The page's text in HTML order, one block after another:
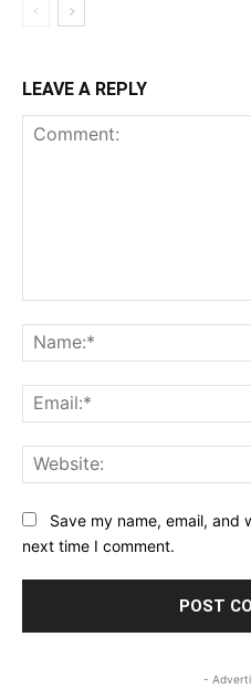
LEAVE A REPLY
Save my name, email, and
next time I comment.
-